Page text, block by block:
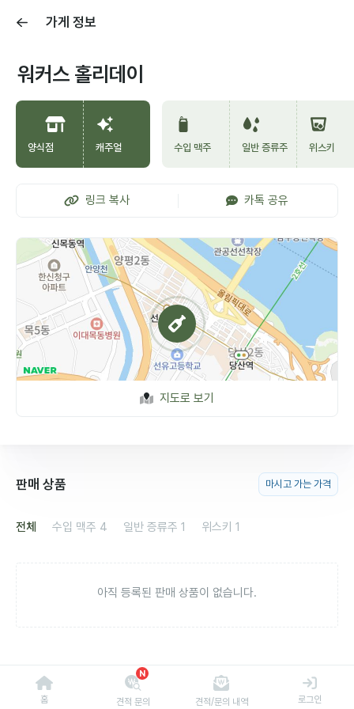
가게 정보
워커스 홀리데이
양식점 캐주얼 수입 맥주 일반 증류주 위스키
링크 복사 카톡 공유
지도로 보기
판매 상품 마시고 가는 가격
전체 수입 맥주 4 일반 증류주 1 위스키 1
아직 등록된 판매 상품이 없습니다.
홈
N
견적 문의 견적/문의 내역 로그인